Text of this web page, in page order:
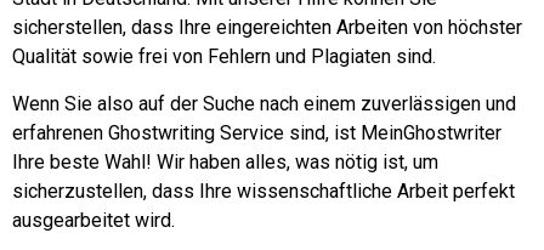
sicherstellen, dass Ihre eingereichten Arbeiten von höchster
Qualität sowie frei von Fehlern und Plagiaten sind.
Wenn Sie also auf der Suche nach einem zuverlässigen und
erfahrenen Ghostwriting Service sind, ist MeinGhostwriter
Ihre beste Wahl! Wir haben alles, was nötig ist, um
sicherzustellen, dass Ihre wissenschaftliche Arbeit perfekt
ausgearbeitet wird.